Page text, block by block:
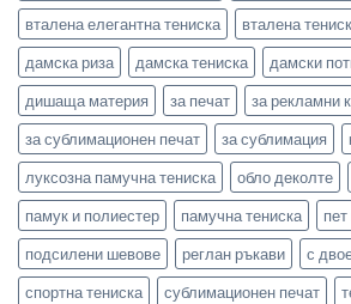
вталена елегантна тениска
вталена
дамска риза
дамска тениска
дамски
дишаща материя
за печат
за рекламни
за сублимационен печат
за сублимация
луксозна памучна тениска
обло деколте
памук и полиестер
памучна тениска
подсилени шевове
реглан ръкави
с
спортна тениска
сублимационен печат